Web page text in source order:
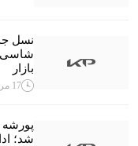
بازار
17 مرداد 1405